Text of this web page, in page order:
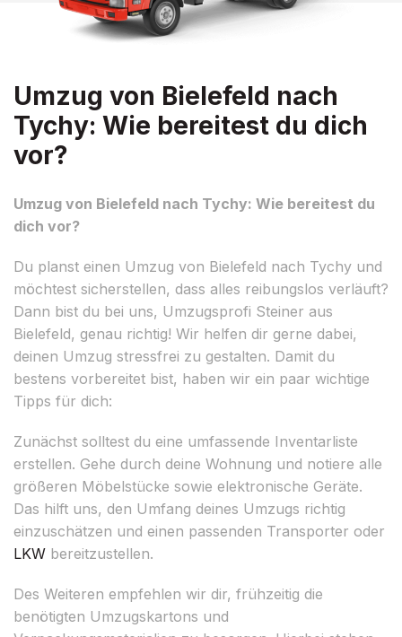
Umzug von Bielefeld nach
Tychy: Wie bereitest du dich
vor?
Umzug von Bielefeld nach Tychy: Wie bereitest du
dich vor?
Du planst einen Umzug von Bielefeld nach Tychy und
möchtest sicherstellen, dass alles reibungslos verläuft?
Dann bist du bei uns, Umzugsprofi Steiner aus
Bielefeld, genau richtig! Wir helfen dir gerne dabei,
deinen Umzug stressfrei zu gestalten. Damit du
bestens vorbereitet bist, haben wir ein paar wichtige
Tipps für dich:
Zunächst solltest du eine umfassende Inventarliste
erstellen. Gehe durch deine Wohnung und notiere alle
größeren Möbelstücke sowie elektronische Geräte.
Das hilft uns, den Umfang deines Umzugs richtig
einzuschätzen und einen passenden Transporter oder
LKW bereitzustellen.
Des Weiteren empfehlen wir dir, frühzeitig die
benötigten Umzugskartons und